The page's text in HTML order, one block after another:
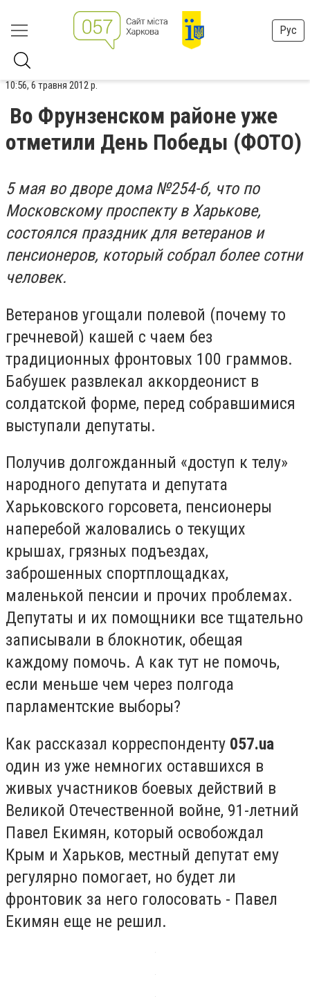
Рус
10:56, 6 травня 2012 р.
Во Фрунзенском районе уже
отметили День Победы (ФОТО)
5 мая во дворе дома №254-б, что по
Московскому проспекту в Харькове,
состоялся праздник для ветеранов и
пенсионеров, который собрал более сотни
человек.
Ветеранов угощали полевой (почему то
гречневой) кашей с чаем без
традиционных фронтовых 100 граммов.
Бабушек развлекал аккордеонист в
солдатской форме, перед собравшимися
выступали депутаты.
Получив долгожданный «доступ к телу»
народного депутата и депутата
Харьковского горсовета, пенсионеры
наперебой жаловались о текущих
крышах, грязных подъездах,
заброшенных спортплощадках,
маленькой пенсии и прочих проблемах.
Депутаты и их помощники все тщательно
записывали в блокнотик, обещая
каждому помочь. А как тут не помочь,
если меньше чем через полгода
парламентские выборы?
Как рассказал корреспонденту 057.ua
один из уже немногих оставшихся в
живых участников боевых действий в
Великой Отечественной войне, 91-летний
Павел Екимян, который освобождал
Крым и Харьков, местный депутат ему
регулярно помогает, но будет ли
фронтовик за него голосовать - Павел
Екимян еще не решил.